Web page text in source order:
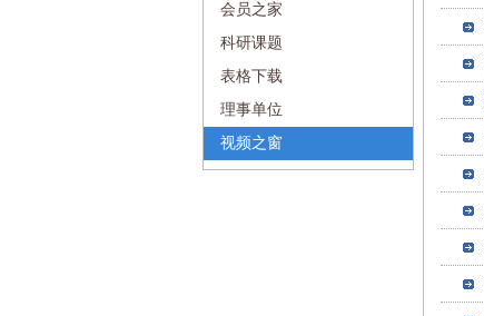
会员之家
科研课题
表格下载
理事单位
视频之窗